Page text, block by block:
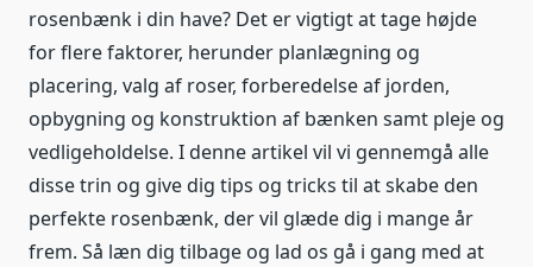
rosenbænk i din have? Det er vigtigt at tage højde
for flere faktorer, herunder planlægning og
placering, valg af roser, forberedelse af jorden,
opbygning og konstruktion af bænken samt pleje og
vedligeholdelse. I denne artikel vil vi gennemgå alle
disse trin og give dig tips og tricks til at skabe den
perfekte rosenbænk, der vil glæde dig i mange år
frem. Så læn dig tilbage og lad os gå i gang med at